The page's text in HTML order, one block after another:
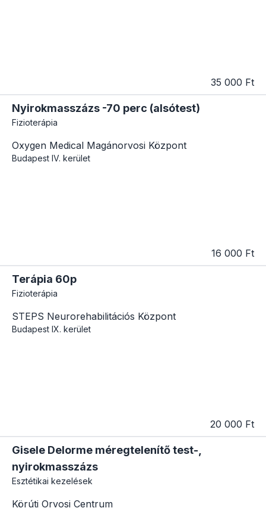
35 000 Ft
Nyirokmasszázs -70 perc (alsótest)
Fizioterápia
Oxygen Medical Magánorvosi Központ
Budapest IV. kerület
16 000 Ft
Terápia 60p
Fizioterápia
STEPS Neurorehabilitációs Központ
Budapest IX. kerület
20 000 Ft
Gisele Delorme méregtelenítő test-,
nyirokmasszázs
Esztétikai kezelések
Körúti Orvosi Centrum